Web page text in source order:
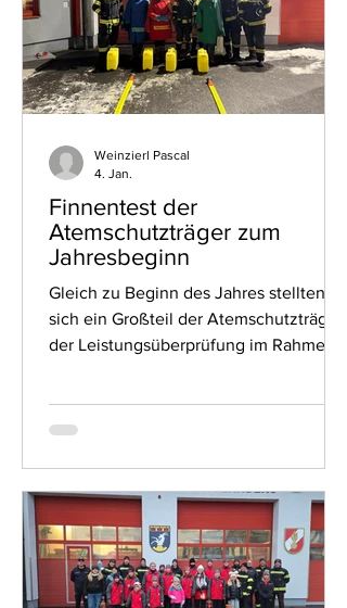
Finnentest der
Atemschutzträger zum
Jahresbeginn
Gleich zu Beginn des Jahres stellten
sich ein Großteil der Atemschutzträger
der Leistungsüberprüfung im Rahmen
und Ausdauer der Kameradinnen und
überprüfen – eine wichtige
Voraussetzung für den sicheren
Einsatzdienst. Der Finnentest bestand
aus sechs Stationen, die nacheinander
und unter Zeitvorgabe absolviert
Weinzierl Pascal
4. Jan.